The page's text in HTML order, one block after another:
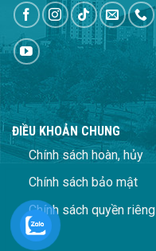
ĐIỀU KHOẢN CHUNG
Chính sách hoàn, hủy
Chính sách bảo mật
Chính sách quyền riêng
tư